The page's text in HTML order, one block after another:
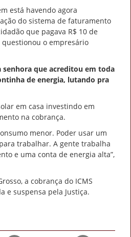
está havendo agora
do sistema de faturamento
que pagava R$ 10 de
questionou o empresário
senhora que acreditou em toda
de energia, lutando pra
em casa investindo em
na cobrança.
menor. Poder usar um
trabalhar. A gente trabalha
e uma conta de energia alta”,
a cobrança do ICMS
e suspensa pela Justiça.